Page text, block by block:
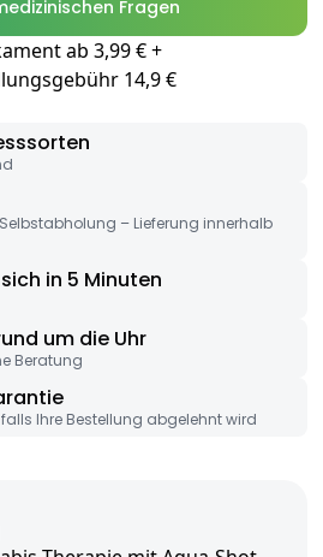
Fragen
ab 3,99 € +
14,9 €
– Lieferung innerhalb
in 5 Minuten
um die Uhr
Beratung
Ihre Bestellung abgelehnt wird